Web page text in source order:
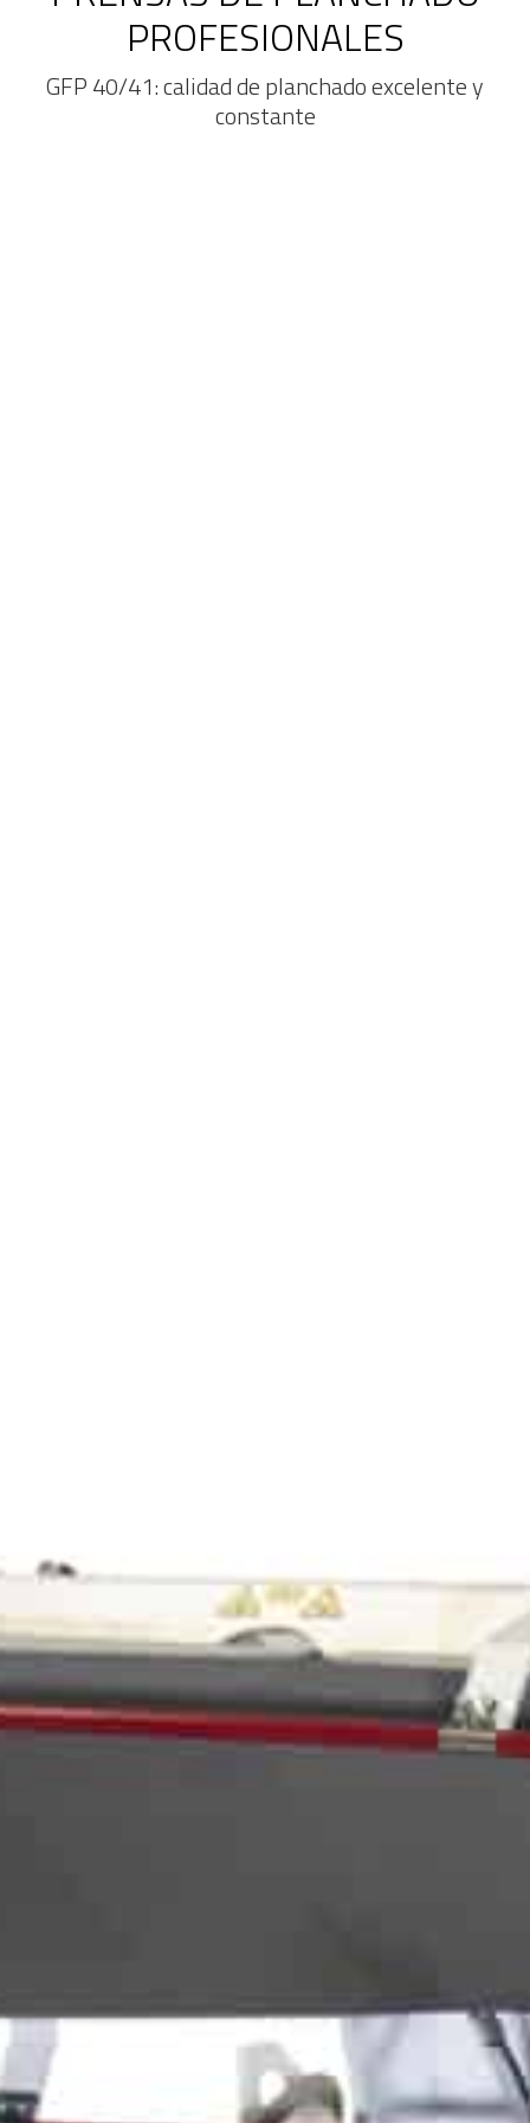
PROFESIONALES
GFP 40/41: calidad de planchado excelente y
constante